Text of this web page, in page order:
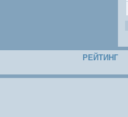
РЕЙТИНГ